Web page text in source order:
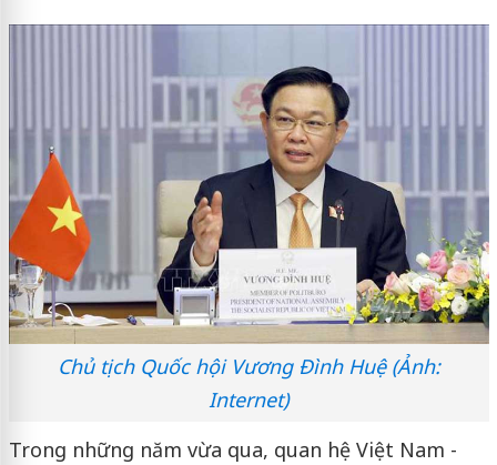
Chủ tịch Quốc hội Vương Đình Huệ (Ảnh:
Internet)
Trong những năm vừa qua, quan hệ Việt Nam -